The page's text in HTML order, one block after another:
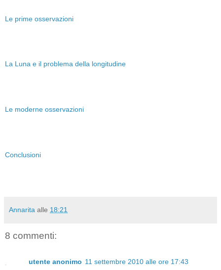
Le prime osservazioni
La Luna e il problema della longitudine
Le moderne osservazioni
Conclusioni
Annarita alle 18:21
8 commenti:
utente anonimo 11 settembre 2010 alle ore 17:43